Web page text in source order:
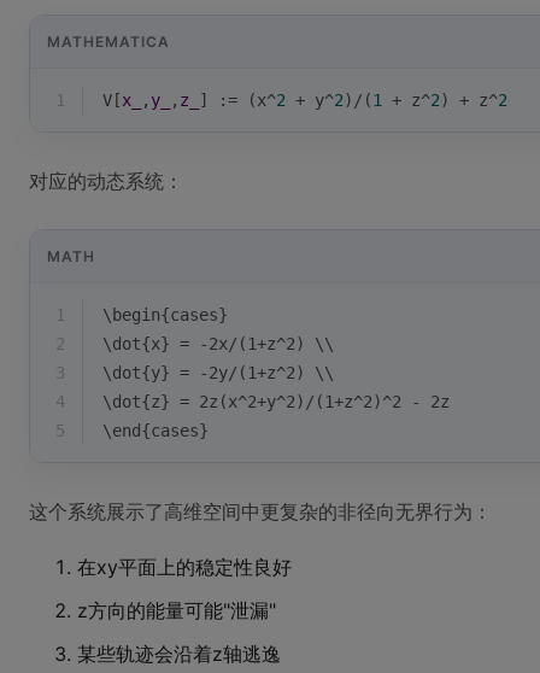
MATHEMATICA
1 V [x_ , y_ , z_ ] := (x^2 + y^2) / (1 + z^2) + z^2
对应的动态系统：
MATH
1
\begin{cases}
2
\dot{x} = -2x/(1+z^2) \\
3
\dot{y} = -2y/(1+z^2) \\
4
\dot{z} = 2z(x^2+y^2)/(1+z^2)^2 - 2z
5
\end{cases}
这个系统展示了高维空间中更复杂的非径向无界行为：
在xy平面上的稳定性良好
z方向的能量可能"泄漏"
某些轨迹会沿着z轴逃逸